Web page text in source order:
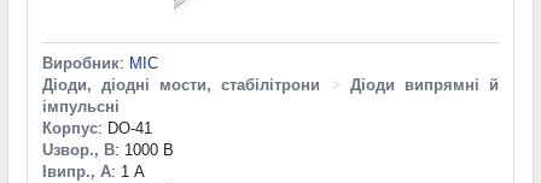
Виробник: MIC
Діоди, діодні мости, стабілітрони
> Діоди випрямні й
імпульсні
Корпус: DO-41
Uзвор., В: 1000 В
Iвипр., А: 1 А